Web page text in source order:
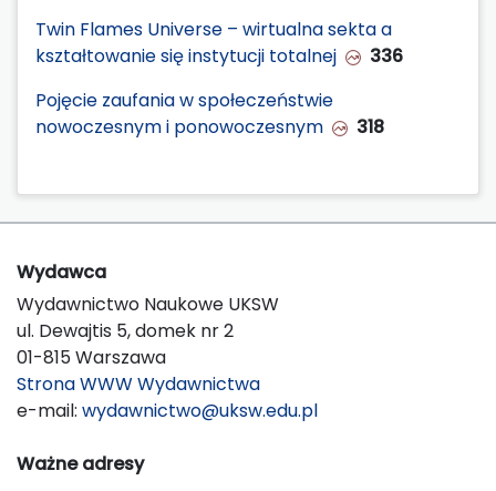
Twin Flames Universe – wirtualna sekta a
kształtowanie się instytucji totalnej
336
Pojęcie zaufania w społeczeństwie
nowoczesnym i ponowoczesnym
318
Wydawca
Wydawnictwo Naukowe UKSW
ul. Dewajtis 5, domek nr 2
01-815 Warszawa
Strona WWW Wydawnictwa
e-mail: wydawnictwo@uksw.edu.pl
Ważne adresy